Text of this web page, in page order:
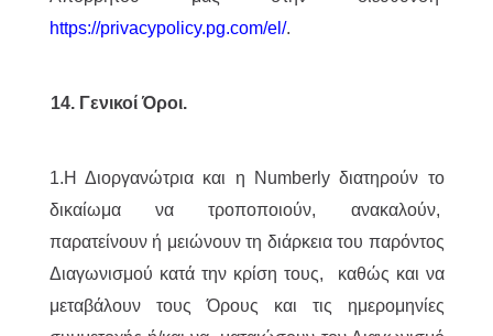
https://privacypolicy.pg.com/el/.
14. Γενικοί Όροι.
1.Η Διοργανώτρια και η Numberly διατηρούν το
δικαίωμα να τροποποιούν, ανακαλούν,
παρατείνουν ή μειώνουν τη διάρκεια του παρόντος
Διαγωνισμού κατά την κρίση τους, καθώς και να
μεταβάλουν τους Όρους και τις ημερομηνίες